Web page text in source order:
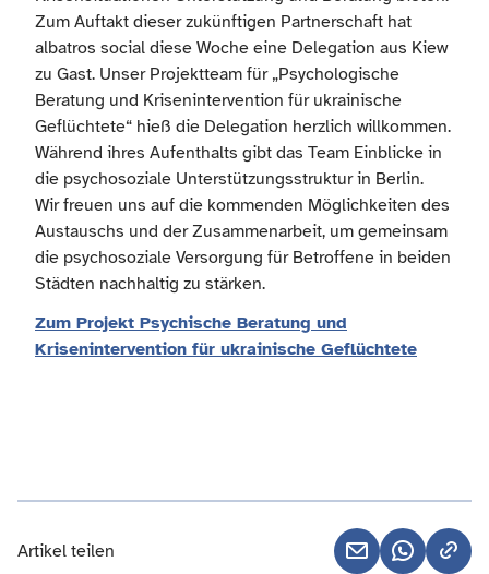
Zum Auftakt dieser zukünftigen Partnerschaft hat
albatros social diese Woche eine Delegation aus Kiew
zu Gast. Unser Projektteam für „Psychologische
Beratung und Krisenintervention für ukrainische
Geflüchtete“ hieß die Delegation herzlich willkommen.
Während ihres Aufenthalts gibt das Team Einblicke in
die psychosoziale Unterstützungsstruktur in Berlin.
Wir freuen uns auf die kommenden Möglichkeiten des
Austauschs und der Zusammenarbeit, um gemeinsam
die psychosoziale Versorgung für Betroffene in beiden
Städten nachhaltig zu stärken.
Zum Projekt Psychische Beratung und
Krisenintervention für ukrainische Geflüchtete
Artikel teilen